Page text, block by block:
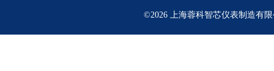
©2026 上海蓉科智芯仪表制造有